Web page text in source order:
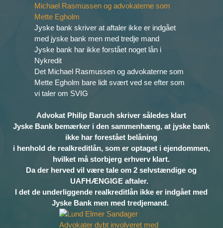
Jyske bank skriver at aftaler ikke er indgået
med jyske bank men med tredje mand
Jyske bank har ikke forstået noget lån i
Nykredit
Det Michael Rasmussen og advokaterne som
Mette Egholm bare lidt svært ved se efter som
vi taler om SVIG
Advokat Philip Baruch skriver således klart
Jyske Bank bemærker i den sammenhæng, at jyske bank
ikke har forestået belåning
i henhold de realkreditlån, som er optaget i ejendommen,
hvilket må storbjerg erhverv klart.
Da der herved vil være tale om 2 selvstændige og
UAFHÆNGIGE aftaler.
I det de underliggende realkreditlån ikke er indgået med
Jyske Bank men med tredjemand.